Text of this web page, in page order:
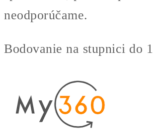
neodporúčame.
Bodovanie na stupnici do